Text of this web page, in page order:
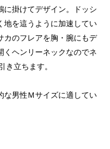
に掛けてデザイン。ドッシ
地を這うように加速してい
カのフレアを胸・腕にもデ
くヘンリーネックなのでネ
立ちます。
な男性Ｍサイズに適してい